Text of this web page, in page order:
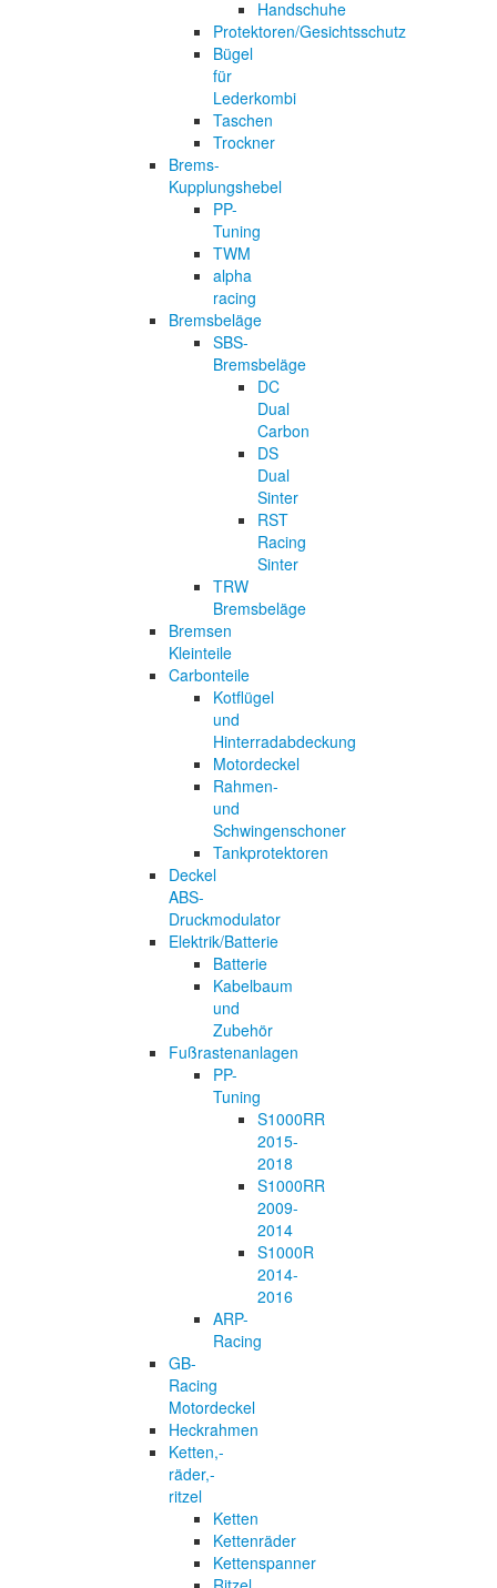
Handschuhe
Protektoren/Gesichtsschutz
Bügel
für
Lederkombi
Taschen
Trockner
Brems-
Kupplungshebel
PP-
Tuning
TWM
alpha
racing
Bremsbeläge
SBS-
Bremsbeläge
DC
Dual
Carbon
DS
Dual
Sinter
RST
Racing
Sinter
TRW
Bremsbeläge
Bremsen
Kleinteile
Carbonteile
Kotflügel
und
Hinterradabdeckung
Motordeckel
Rahmen-
und
Schwingenschoner
Tankprotektoren
Deckel
ABS-
Druckmodulator
Elektrik/Batterie
Batterie
Kabelbaum
und
Zubehör
Fußrastenanlagen
PP-
Tuning
S1000RR
2015-
2018
S1000RR
2009-
2014
S1000R
2014-
2016
ARP-
Racing
GB-
Racing
Motordeckel
Heckrahmen
Ketten,-
räder,-
ritzel
Ketten
Kettenräder
Kettenspanner